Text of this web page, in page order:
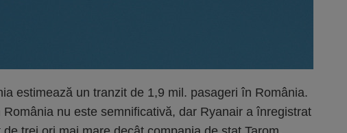
estimează un tranzit de 1,9 mil. pasageri în România.
România nu este semnificativă, dar Ryanair a înregistrat